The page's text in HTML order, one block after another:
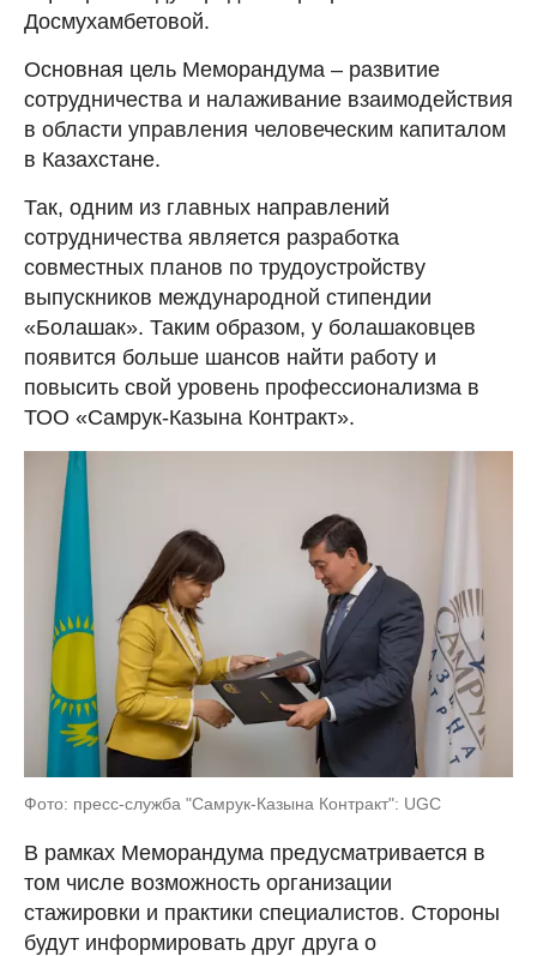
Досмухамбетовой.
Основная цель Меморандума – развитие
сотрудничества и налаживание взаимодействия
в области управления человеческим капиталом
в Казахстане.
Так, одним из главных направлений
сотрудничества является разработка
совместных планов по трудоустройству
выпускников международной стипендии
«Болашак». Таким образом, у болашаковцев
появится больше шансов найти работу и
повысить свой уровень профессионализма в
ТОО «Самрук-Казына Контракт».
Фото: пресс-служба "Самрук-Казына Контракт": UGC
В рамках Меморандума предусматривается в
том числе возможность организации
стажировки и практики специалистов. Стороны
будут информировать друг друга о